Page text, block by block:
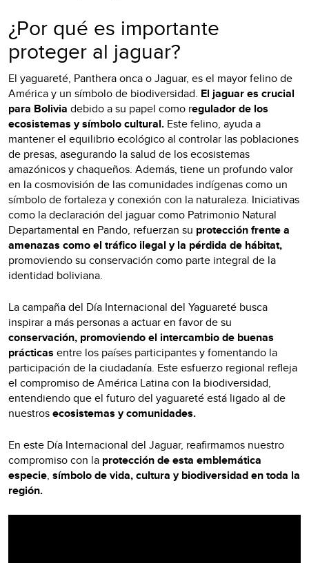
¿Por qué es importante
proteger al jaguar?
El yaguareté, Panthera onca o Jaguar, es el mayor felino de
América y un símbolo de biodiversidad. El jaguar es crucial
para Bolivia debido a su papel como regulador de los
ecosistemas y símbolo cultural. Este felino, ayuda a
mantener el equilibrio ecológico al controlar las poblaciones
de presas, asegurando la salud de los ecosistemas
amazónicos y chaqueños. Además, tiene un profundo valor
en la cosmovisión de las comunidades indígenas como un
símbolo de fortaleza y conexión con la naturaleza. Iniciativas
como la declaración del jaguar como Patrimonio Natural
Departamental en Pando, refuerzan su protección frente a
amenazas como el tráfico ilegal y la pérdida de hábitat,
promoviendo su conservación como parte integral de la
identidad boliviana.
La campaña del Día Internacional del Yaguareté busca
inspirar a más personas a actuar en favor de su
conservación, promoviendo el intercambio de buenas
prácticas entre los países participantes y fomentando la
participación de la ciudadanía. Este esfuerzo regional refleja
el compromiso de América Latina con la biodiversidad,
entendiendo que el futuro del yaguareté está ligado al de
nuestrosecosistemas y comunidades.
En este Día Internacional del Jaguar, reafirmamos nuestro
compromiso con la protección de esta emblemática
especie, símbolo de vida, cultura y biodiversidad en toda la
región.